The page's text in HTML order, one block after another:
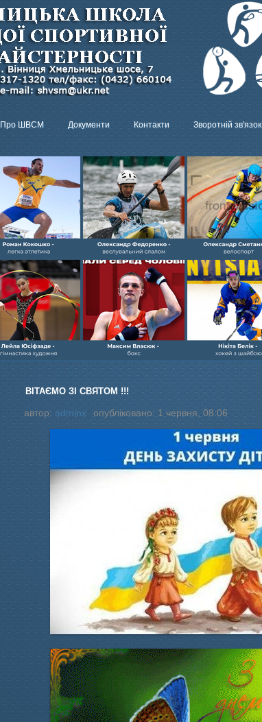
Про ШВСМ Документи Контакти Зворотній зв'язок
ВІТАЄМО ЗІ СВЯТОМ !!!
автор:adminx опубліковано: 1 червня, 08:06